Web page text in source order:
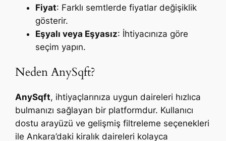
Fiyat: Farklı semtlerde fiyatlar değişiklik
gösterir.
Eşyalı veya Eşyasız: İhtiyacınıza göre
seçim yapın.
Neden AnySqft?
AnySqft, ihtiyaçlarınıza uygun daireleri hızlıca
bulmanızı sağlayan bir platformdur. Kullanıcı
dostu arayüzü ve gelişmiş filtreleme seçenekleri
ile Ankara’daki kiralık daireleri kolayca